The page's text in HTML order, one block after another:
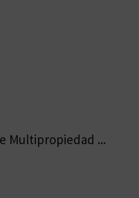
Multipropiedad ...